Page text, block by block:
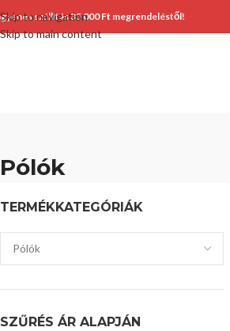
Skip to navigation
Skip to main content
szállítás 35 000 Ft megrendeléstől!
Pólók
TERMÉKKATEGÓRIÁK
SZŰRÉS ÁR ALAPJÁN